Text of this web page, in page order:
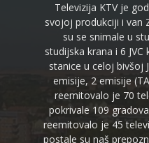
Televizija KTV je
svojoj produkciji i van
su se snimale u
studijska krana i 6
stanice u celoj bivšoj
emisije, 2 emisije
reemitovalo je 70
pokrivale 109
reemitovalo je 45
postale su naš